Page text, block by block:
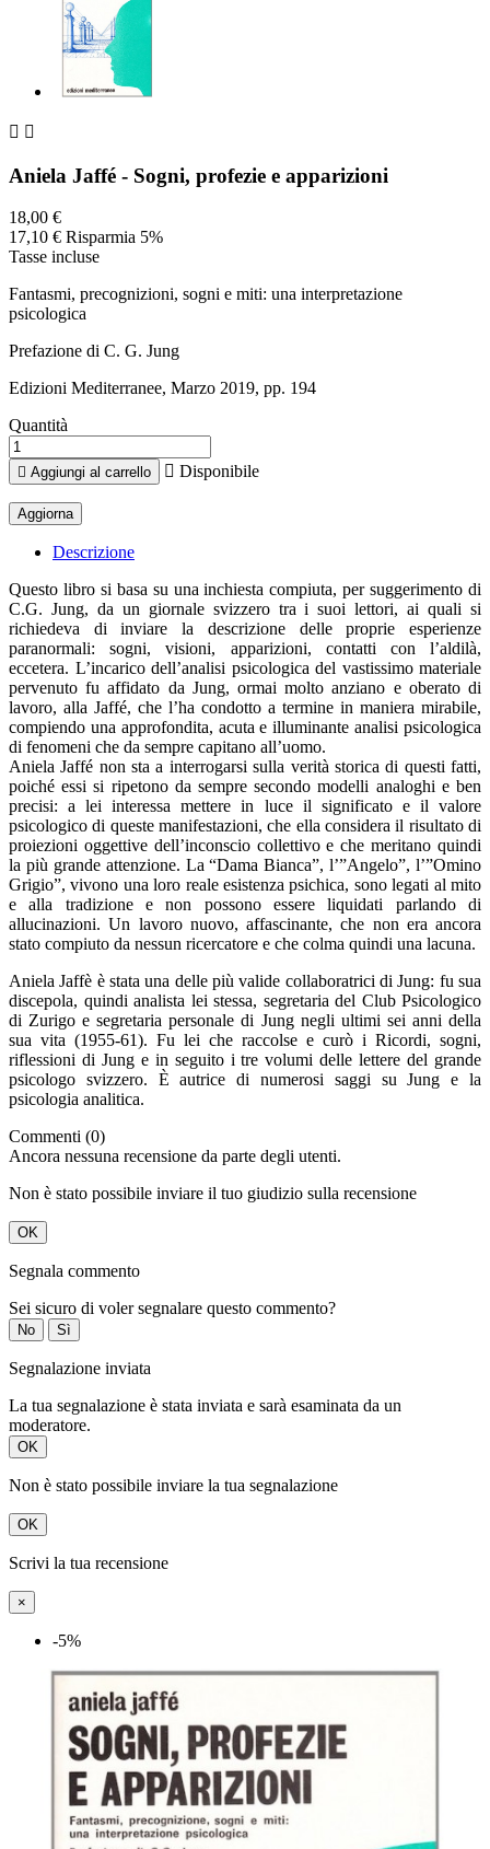
 
Aniela Jaffé - Sogni, profezie e apparizioni
18,00 €
17,10 € Risparmia 5%
Tasse incluse
Fantasmi, precognizioni, sogni e miti: una interpretazione
psicologica
Prefazione di C. G. Jung
Edizioni Mediterranee, Marzo 2019, pp. 194
Quantità
 Aggiungi al carrello  Disponibile
Descrizione
Questo libro si basa su una inchiesta compiuta, per suggerimento di
C.G. Jung, da un giornale svizzero tra i suoi lettori, ai quali si
richiedeva di inviare la descrizione delle proprie esperienze
paranormali: sogni, visioni, apparizioni, contatti con l’aldilà,
eccetera. L’incarico dell’analisi psicologica del vastissimo materiale
pervenuto fu affidato da Jung, ormai molto anziano e oberato di
lavoro, alla Jaffé, che l’ha condotto a termine in maniera mirabile,
compiendo una approfondita, acuta e illuminante analisi psicologica
di fenomeni che da sempre capitano all’uomo.
Aniela Jaffé non sta a interrogarsi sulla verità storica di questi fatti,
poiché essi si ripetono da sempre secondo modelli analoghi e ben
precisi: a lei interessa mettere in luce il significato e il valore
psicologico di queste manifestazioni, che ella considera il risultato di
proiezioni oggettive dell’inconscio collettivo e che meritano quindi
la più grande attenzione. La “Dama Bianca”, l’”Angelo”, l’”Omino
Grigio”, vivono una loro reale esistenza psichica, sono legati al mito
e alla tradizione e non possono essere liquidati parlando di
allucinazioni. Un lavoro nuovo, affascinante, che non era ancora
stato compiuto da nessun ricercatore e che colma quindi una lacuna.
Aniela Jaffè è stata una delle più valide collaboratrici di Jung: fu sua
discepola, quindi analista lei stessa, segretaria del Club Psicologico
di Zurigo e segretaria personale di Jung negli ultimi sei anni della
sua vita (1955-61). Fu lei che raccolse e curò i Ricordi, sogni,
riflessioni di Jung e in seguito i tre volumi delle lettere del grande
psicologo svizzero. È autrice di numerosi saggi su Jung e la
psicologia analitica.
Commenti (0)
Ancora nessuna recensione da parte degli utenti.
Non è stato possibile inviare il tuo giudizio sulla recensione
OK
Segnala commento
Sei sicuro di voler segnalare questo commento?
No Sì
Segnalazione inviata
La tua segnalazione è stata inviata e sarà esaminata da un
moderatore.
OK
Non è stato possibile inviare la tua segnalazione
OK
Scrivi la tua recensione
×
-5%